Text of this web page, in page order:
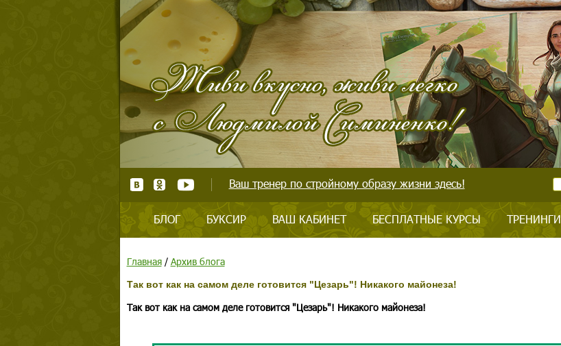
Ваш тренер по стройному образу жизни здесь!
БЛОГ БУКСИР ВАШ КАБИНЕТ БЕСПЛАТНЫЕ КУРСЫ ТРЕНИНГИ
Главная/ Архив блога
Так вот как на самом деле готовится "Цезарь"! Никакого майонеза!
Так вот как на самом деле готовится "Цезарь"! Никакого майонеза!